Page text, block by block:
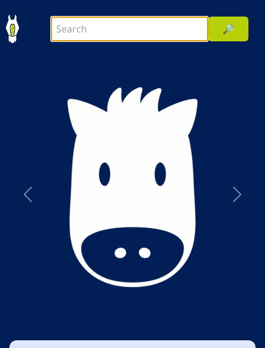
🔎
前へ 次へ